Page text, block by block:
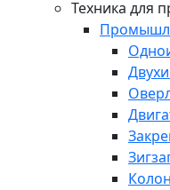
Техника для